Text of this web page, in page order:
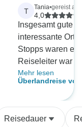
T Tania•gereist am
4,0
Insgesamt gute
interessante
Stopps waren
Reiseleiter war
hilfreich. Einige der Orte, an denen
man essen
sein. Insgesamt
Vielen Dank an
Mehr lesen
Überlandreise
Adelaide (mit
Reisedauer